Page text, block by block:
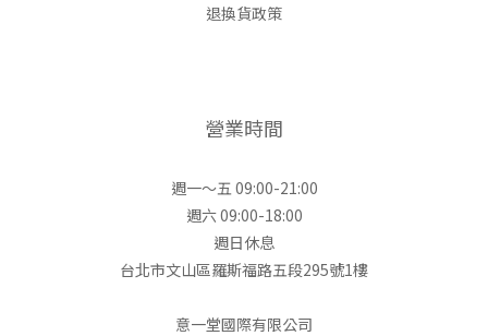
退換貨政策
營業時間
週一～五 09:00-21:00
週六 09:00-18:00
週日休息
台北市文山區羅斯福路五段295號1樓
意一堂國際有限公司